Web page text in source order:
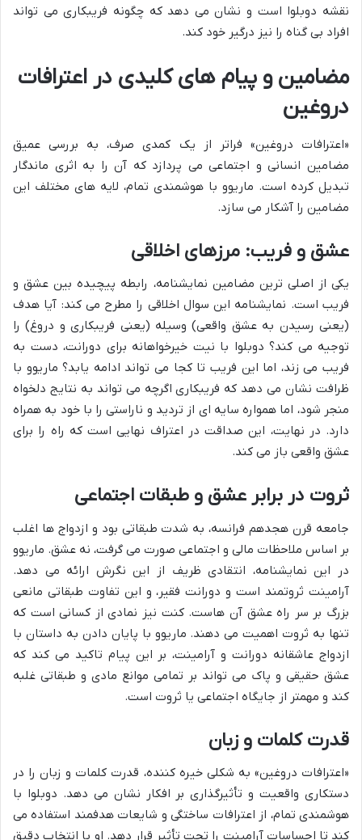
نقشه دوبلوا است و نشان می دهد که چگونه فریبکاری می تواند
افراد بی گناه را نیز درگیر خود کند.
مضامین و پیام های کلیدی در اعترافات
دروغین
«اعترافات دروغین» فراتر از یک کمدی صرف، به بررسی عمیق
مضامین انسانی و اجتماعی می پردازد که آن را به اثری ماندگار
تبدیل کرده است. ماریوو با هوشمندی تمام، لایه های مختلف این
مضامین را آشکار می سازد.
عشق و فریب: مرزهای اخلاقی
یکی از اصلی ترین مضامین نمایشنامه، رابطه پیچیده بین عشق و
فریب است. نمایشنامه این سوال اخلاقی را مطرح می کند: آیا هدف
(یعنی رسیدن به عشق واقعی) وسیله (یعنی فریبکاری و دروغ) را
توجیه می کند؟ دوبلوا با نیت خیرخواهانه برای دورانت، دست به
فریب می زند، اما این فریب تا کجا می تواند ادامه یابد؟ ماریوو با
ظرافت نشان می دهد که فریبکاری اگرچه می تواند به نتایج دلخواه
منجر شود، اما همواره سایه ای از تردید و ناراستی را با خود به همراه
دارد. در نهایت، این صداقت در اعتراف نهایی است که راه را برای
عشق واقعی باز می کند.
ثروت در برابر عشق و طبقات اجتماعی
جامعه قرن هجدهم فرانسه، به شدت طبقاتی بود و ازدواج ها اغلب
بر اساس ملاحظات مالی و اجتماعی صورت می گرفت، نه عشق. ماریوو
در این نمایشنامه، انتقادی ظریف از این نگرش ارائه می دهد.
آرامینت ثروتمند است و دورانت فقیر، و این تفاوت طبقاتی مانعی
بزرگ بر سر راه عشق آن هاست. کنت نیز نمادی از کسانی است که
تنها به ثروت اهمیت می دهند. ماریوو با پایان دادن به داستان با
ازدواج عاشقانه دورانت و آرامینت، بر این پیام تاکید می کند که
عشق حقیقی و پاک می تواند بر تمامی موانع مادی و طبقاتی غلبه
کند و مهمتر از جایگاه اجتماعی یا ثروت است.
قدرت کلمات و زبان
«اعترافات دروغین» به شکلی خیره کننده، قدرت کلمات و زبان را در
دستکاری واقعیت و تأثیرگذاری بر افکار نشان می دهد. دوبلوا با
هوشمندی تمام، از اعترافات ساختگی و شایعات هدفمند استفاده می
کند تا احساسات آرامینت را تحت تأثیر قرار دهد. او با انتخاب دقیق